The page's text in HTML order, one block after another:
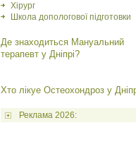
Хірург
Школа допологової підготовки
Де знаходиться Мануальний
терапевт у Дніпрі?
Хто лікуе Остеохондроз у
Реклама 2026: